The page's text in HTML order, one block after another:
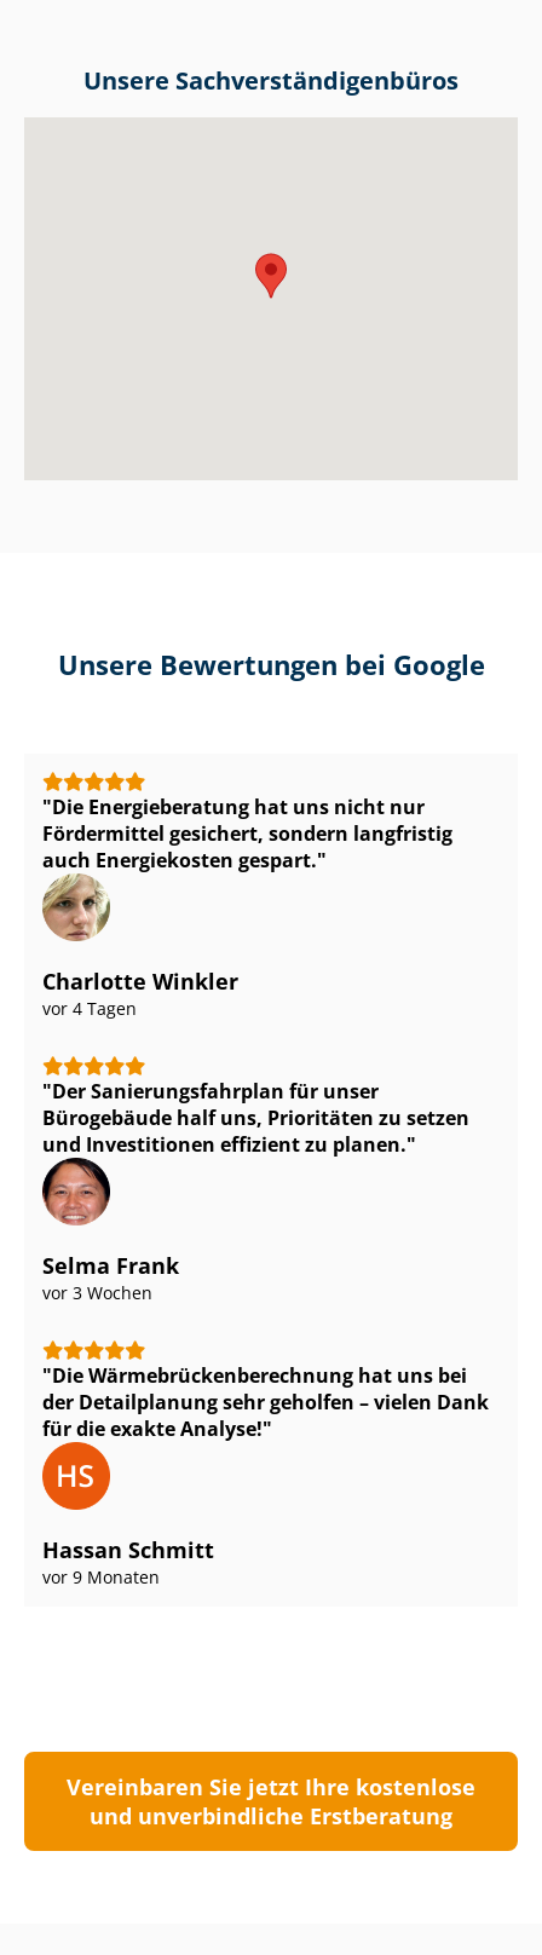
Unsere Sach­ver­stän­di­gen­bü­ros
Unsere Bewertungen bei Google
Die Energieberatung hat uns nicht nur
Fördermittel gesichert, sondern langfristig
auch Energiekosten gespart.
Charlotte Winkler
vor 4 Tagen
Der Sa­nie­rungs­fahr­plan für unser
Bürogebäude half uns, Prioritäten zu setzen
und Investitionen effizient zu planen.
Selma Frank
vor 3 Wochen
Die Wär­me­brü­cken­be­rech­nung hat uns bei
der Detailplanung sehr geholfen – vielen Dank
für die exakte Analyse!
Hassan Schmitt
vor 9 Monaten
Vereinbaren Sie jetzt Ihre kostenlose
und unverbindliche Erstberatung